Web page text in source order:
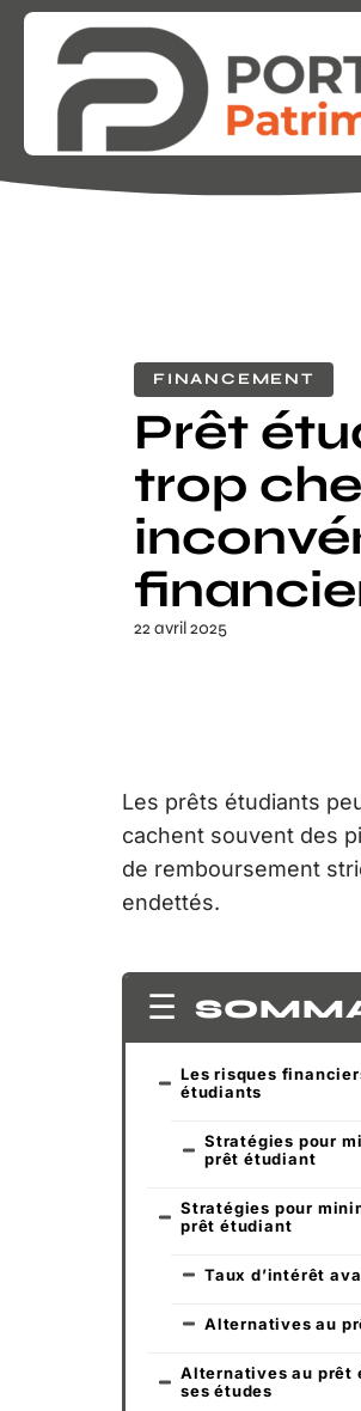
FINANCEMENT
Prêt
trop
22 avril 2025
Les prêts étudiants
cachent souvent des
de remboursement
endettés.
Les risques
étudiants
Stratégies pour
prêt étudiant
Stratégies pour
prêt étudiant
Taux d’intérêt
Alternatives au
Alternatives au prêt
ses études